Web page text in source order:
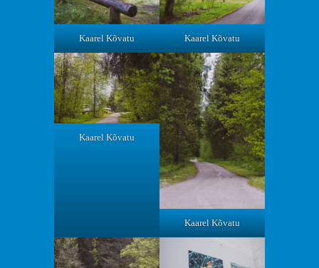
Kaarel Kõvatu Kaarel Kõvatu
Kaarel Kõvatu
Kaarel Kõvatu